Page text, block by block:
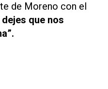
de Moreno con el
dejes que nos